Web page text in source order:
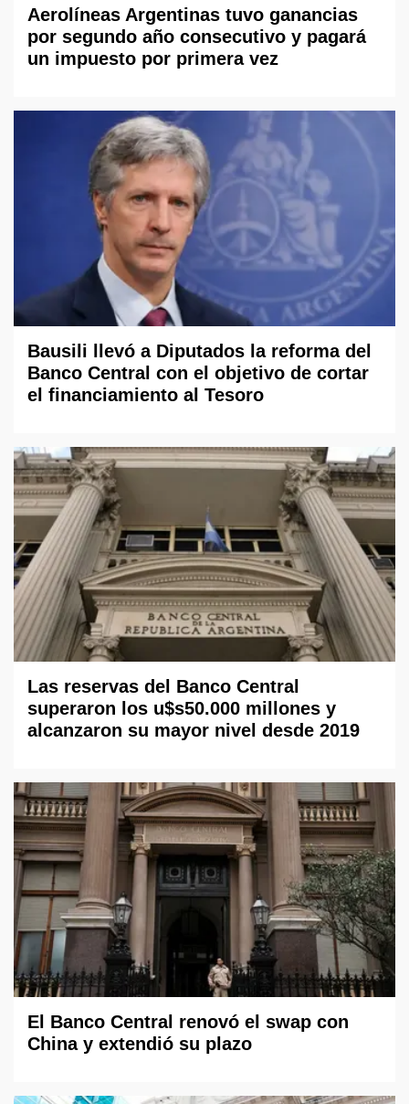
Aerolíneas Argentinas tuvo ganancias
por segundo año consecutivo y pagará
un impuesto por primera vez
Bausili llevó a Diputados la reforma del
Banco Central con el objetivo de cortar
el financiamiento al Tesoro
Las reservas del Banco Central
superaron los u$s50.000 millones y
alcanzaron su mayor nivel desde 2019
El Banco Central renovó el swap con
China y extendió su plazo